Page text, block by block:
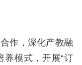
作，深化产教融
养模式，开展“订